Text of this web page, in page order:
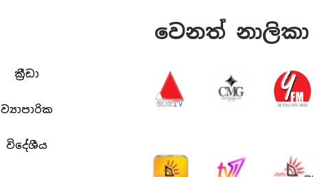
ක්‍රීඩා
ව්‍යාපාරික
විදේශීය
වෙනත් නාලිකා